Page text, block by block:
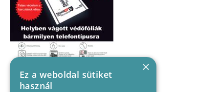
×
Ez a weboldal sütiket
használ